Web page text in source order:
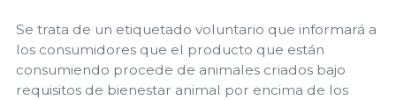
Se trata de un etiquetado voluntario que informará a
los consumidores que el producto que están
consumiendo procede de animales criados bajo
requisitos de bienestar animal por encima de los